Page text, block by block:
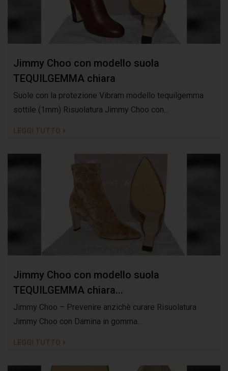
Jimmy Choo con modello suola
TEQUILGEMMA chiara
Suole con la protezione Vibram modello tequilgemma
sottile (1mm) Risuolatura Jimmy Choo con...
LEGGI TUTTO
Jimmy Choo con modello suola
TEQUILGEMMA chiara...
Jimmy Choo – Prevenire anzichè curare Risuolatura
Jimmy Choo con Damina in gomma...
LEGGI TUTTO